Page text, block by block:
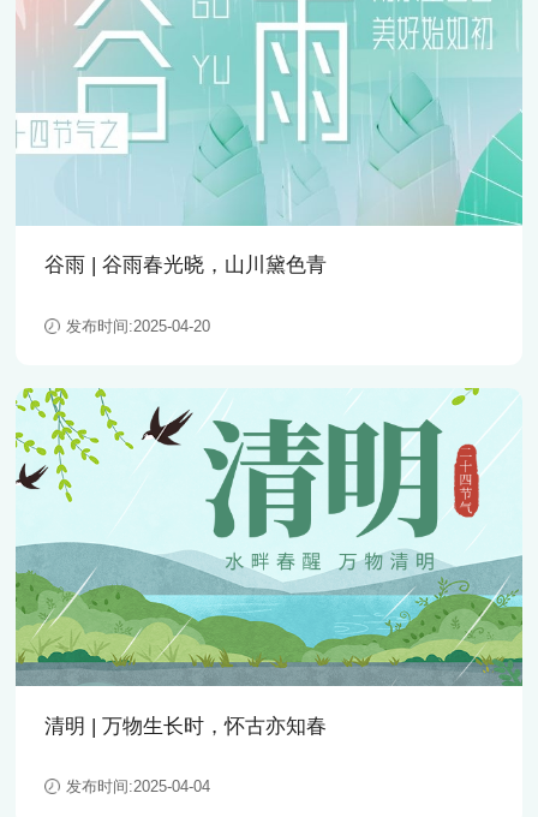
荣誉资质
合作伙伴
05
职业发展
社会招聘
校园招聘
联系我们
谷雨 | 谷雨春光晓，山川黛色青
发布时间:2025-04-20
清明 | 万物生长时，怀古亦知春
发布时间:2025-04-04